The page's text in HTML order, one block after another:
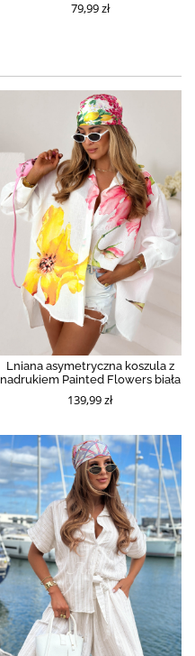
79,99 zł
Lniana asymetryczna koszula z
nadrukiem Painted Flowers biała
139,99 zł